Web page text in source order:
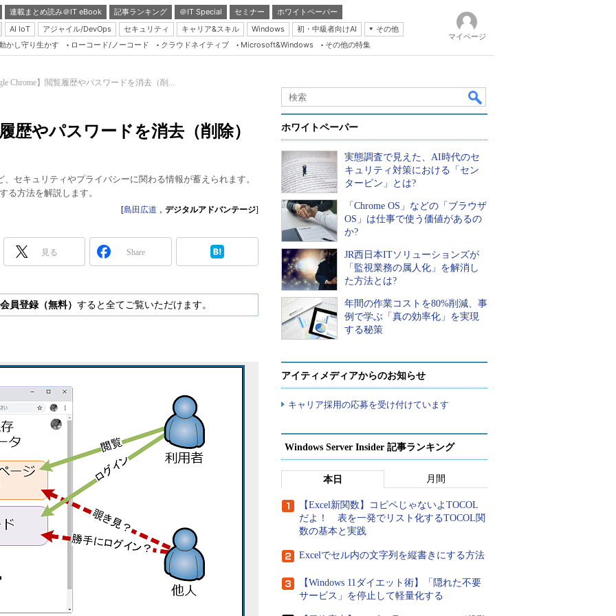
連載まとめ読み＠IT eBook 記事ランキング ＠IT Special セミナー
ホワイトペーパー
AI IoT
アジャイル/DevOps セキュリティ キャリア&スキル Windows 初・中級者向けAI
その他
Server & Storage
Java Agile
Database Expert
Linux ＆ OSS
Master of IP Network
Security & Trust
ブログ
かし守り生かす ローコード/ノーコード クラウドネイティブ Microsoft&Windows その他の特集
マイページ
Chrome】閲覧履歴やパスワードを消去（削...
歴やパスワードを消去（削除）
セキュリティやプライバシーに関わる情報が蓄えられます。
る方法を解説します。
[島田広道 ， デジタルアドバンテージ]
見る Share
会員登録（無料） すると全てご覧いただけます。
ホワイトペーパー
実態調査で見えた、AI時代のセ
キュリティ対策における「セン
ターピン」とは?
「Chrome OS」などの「ブラウザ
OS」は仕事で使う価値があるの
か?
JR西日本ITソリューションズが
「監視業務の属人化」を解消し
た方法とは?
年間の作業コストを80%削減、事
例で学ぶ「真の効率化」を実現
する秘策
アイティメディアからのお知らせ
キャリア採用の応募を受け付けています
Windows Server Insider 記事ランキング
本日 月間
【Excel新関数】コピペじゃないよTOCOL
だよ！ 表を一発でリスト化するTOCOL関
数の基本と実践
Excelでセル内の文字列を縦書きにする方法
【Windows 11ダイエット術】「隠れた不要
サービス」を停止して軽量化する